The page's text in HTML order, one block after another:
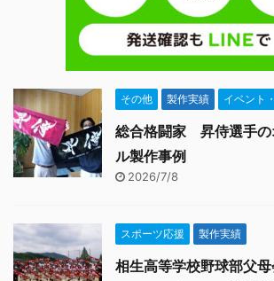
その他 製作実績 イベント
総合格闘家 昇侍選手の
ル製作事例
2026/7/8
スポーツ応援 製作実績
相生高等学校野球部父